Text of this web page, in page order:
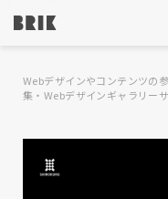
Webデザインやコンテンツの
集・Webデザインギャラリー